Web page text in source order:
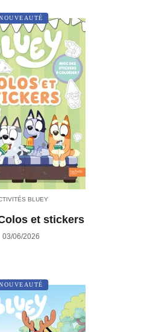
BLUEY
et stickers
03/06/2026